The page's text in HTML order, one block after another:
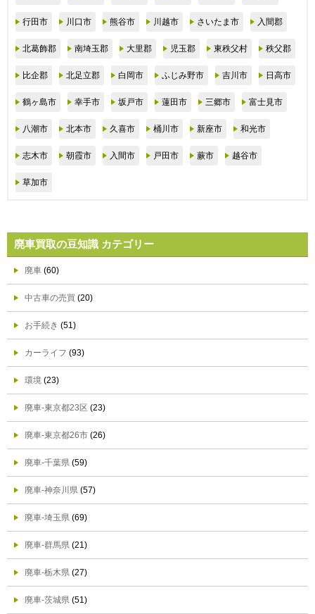
行田市 川口市 熊谷市 川越市 さいたま市 入間郡
北葛飾郡 南埼玉郡 大里郡 児玉郡 東秩父村 秩父郡
比企郡 北足立郡 白岡市 ふじみ野市 吉川市 日高市
鶴ヶ島市 幸手市 坂戸市 蓮田市 三郷市 富士見市
八潮市 北本市 久喜市 桶川市 新座市 和光市
志木市 朝霞市 入間市 戸田市 蕨市 越谷市
草加市
廃車買取の豆知識 カテゴリー
廃車 (60)
中古車の売買 (20)
お手続き (51)
カーライフ (93)
環境 (23)
廃車-東京都23区 (23)
廃車-東京都26市 (26)
廃車-千葉県 (59)
廃車-神奈川県 (57)
廃車-埼玉県 (69)
廃車-群馬県 (21)
廃車-栃木県 (27)
廃車-茨城県 (51)